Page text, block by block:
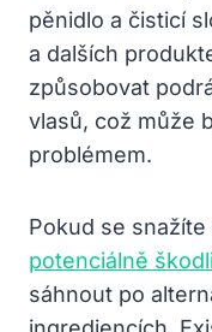
pěnidlo a čisticí
a dalších
způsobovat
vlasů, což může
problémem.
Pokud se
potenciálně
sáhnout po